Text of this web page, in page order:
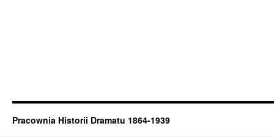
Pracownia Historii Dramatu 1864-1939